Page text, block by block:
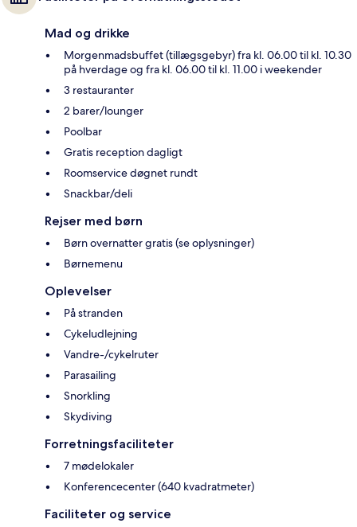
Mad og drikke
Morgenmadsbuffet (tillægsgebyr) fra kl. 06.00 til kl. 10.30
på hverdage og fra kl. 06.00 til kl. 11.00 i weekender
3 restauranter
2 barer/lounger
Poolbar
Gratis reception dagligt
Roomservice døgnet rundt
Snackbar/deli
Rejser med børn
Børn overnatter gratis (se oplysninger)
Børnemenu
Oplevelser
På stranden
Cykeludlejning
Vandre-/cykelruter
Parasailing
Snorkling
Skydiving
Forretningsfaciliteter
7 mødelokaler
Konferencecenter (640 kvadratmeter)
Faciliteter og service